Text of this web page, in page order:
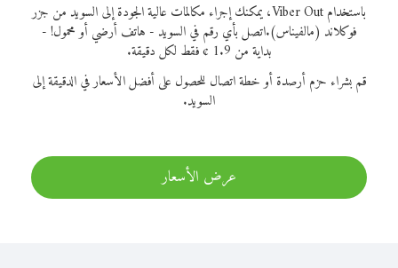
باستخدام Viber Out، يمكنك إجراء مكالمات عالية الجودة إلى السويد من جزر
فوكلاند (مالفيناس).اتصل بأي رقم في السويد - هاتف أرضي أو محمول! -
بداية من 1.9 ¢ فقط لكل دقيقة.
قم بشراء حزم أرصدة أو خطة اتصال للحصول على أفضل الأسعار في الدقيقة إلى
السويد.
عرض الأسعار